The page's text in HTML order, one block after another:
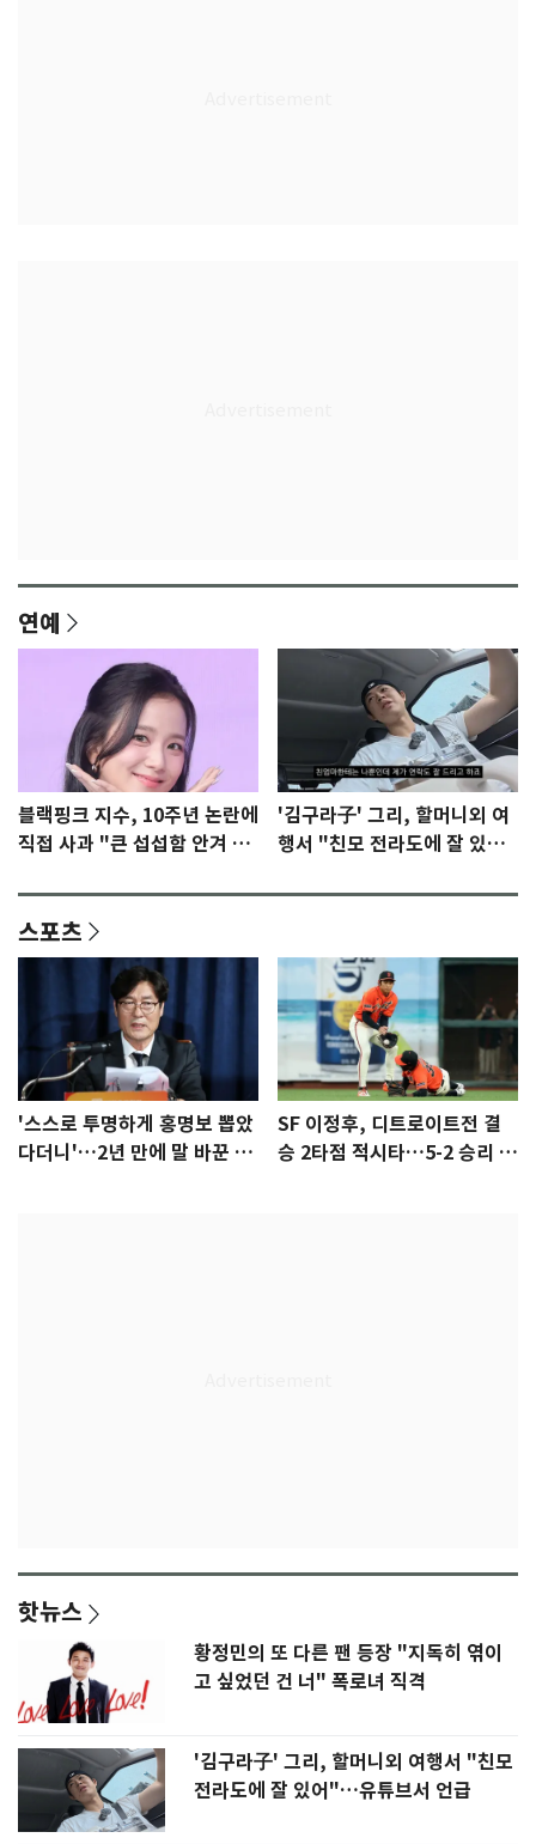
연예
블랙핑크 지수, 10주년 논란에
직접 사과 "큰 섭섭함 안겨 미
'김구라子' 그리, 할머니외 여
행서 "친모 전라도에 잘 있
스포츠
'스스로 투명하게 홍명보 뽑았
다더니'…2년 만에 말 바꾼 이
SF 이정후, 디트로이트전 결
승 2타점 적시타…5-2 승리 견
핫뉴스
황정민의 또 다른 팬 등장 "지독히 엮이
고 싶었던 건 너" 폭로녀 직격
'김구라子' 그리, 할머니외 여행서 "친모
전라도에 잘 있어"…유튜브서 언급